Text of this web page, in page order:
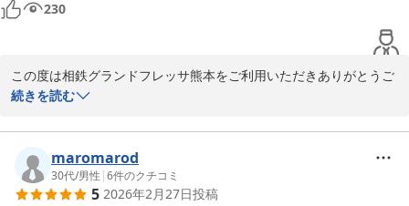
敬具
2026-03-04
230
この度は相鉄グランドフレッサ熊本をご利用いただきありがとうご
ざいました。
町中の利便性を活かし、より快適にお過ごしいただけるようスタッ
フ一同努めてまいります。今後もご利用いただけますと幸いです。
またのお越しを心よりお待ちしております。
続きを読む
maromarod
30代/男性 |6件のクチコミ
5 2026年2月27日投稿